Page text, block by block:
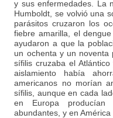
y sus enfermedades. La
Humboldt, se volvió una
parásitos cruzaron los
fiebre amarilla, el
ayudaron a que la
un ochenta y un noventa
sífilis cruzaba el
aislamiento había
americanos no morían
sífilis, aunque en cada
en Europa
abundantes, y en